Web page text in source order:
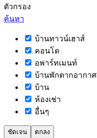
ตัวกรอง
ค้นหา
บ้านทาวน์เฮาส์
คอนโด
อพาร์ทเมนท์
บ้านพักตากอากาศ
บ้าน
ห้องเช่า
อื่นๆ
ชัดเจน ตกลง